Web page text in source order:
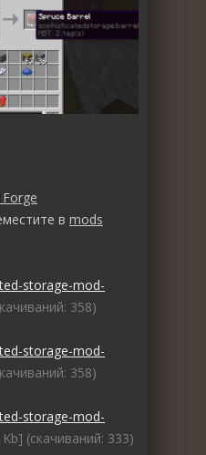
в mods
storage-mod-
358)
storage-mod-
358)
storage-mod-
(cкачиваний: 333)